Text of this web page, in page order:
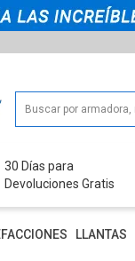
30 Días para
Devoluciones Gratis
LLANTAS